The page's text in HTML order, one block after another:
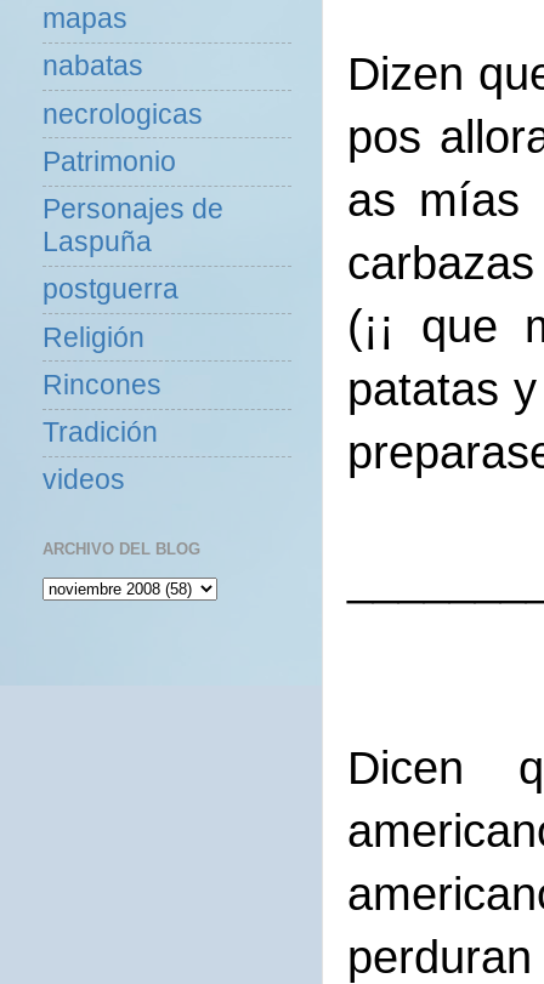
Dizen
pos
as mías
(¡¡ que
patatas
Dicen
mapas
nabatas
necrologicas
Patrimonio
Personajes de
Laspuña
postguerra
Religión
Rincones
Tradición
videos
ARCHIVO DEL BLOG